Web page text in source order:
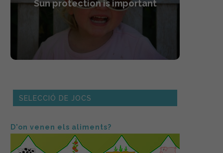
Sun protection is important
SELECCIÓ DE JOCS
D'on venen els aliments?